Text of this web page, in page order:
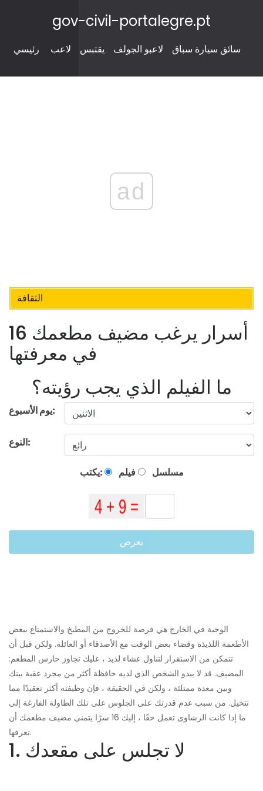
gov-civil-portalegre.pt
رئيسي لاعب يقتبس لاعبو الجولف سائق سيارة سباق
ad
الثقافة
16 أسرار يرغب مضيف مطعمك
في معرفتها
ما الفيلم الذي يجب رؤيته؟
يوم الأسبوع:
النوع:
يكتب: فيلم مسلسل
يعرض
الوجبة في الخارج هي فرصة للخروج من المطبخ والاستمتاع ببعض
الأطعمة اللذيذة وقضاء بعض الوقت مع الأصدقاء أو العائلة. ولكن قبل أن
تتمكن من الاستقرار لتناول عشاء لذيذ ، عليك تجاوز حارس المطعم:
المضيف. قد لا يبدو الشخص الذي لديه حافظة أكثر من مجرد عقبة بينك
وبين معدة ممتلئة ، ولكن في الحقيقة ، فإن وظيفته أكثر تعقيدًا مما
تتخيل. من سبب عدم قدرتك على الجلوس على تلك الطاولة الفارغة إلى
ما إذا كانت الرشاوى تعمل حقًا ، إليك 16 سرًا يتمنى مضيف مطعمك أن
تعرفها.
1. لا تجلس على مقعدك